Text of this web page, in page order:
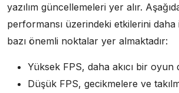
yazılım güncellemeleri yer alır.
performansı üzerindeki etkilerini daha
bazı önemli noktalar yer almaktadır:
Yüksek FPS, daha akıcı bir oyun
Düşük FPS, gecikmelere ve